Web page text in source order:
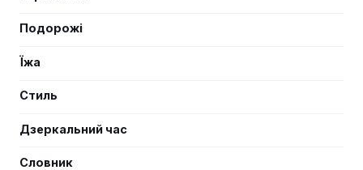
Подорожі
Їжа
Стиль
Дзеркальний час
Словник